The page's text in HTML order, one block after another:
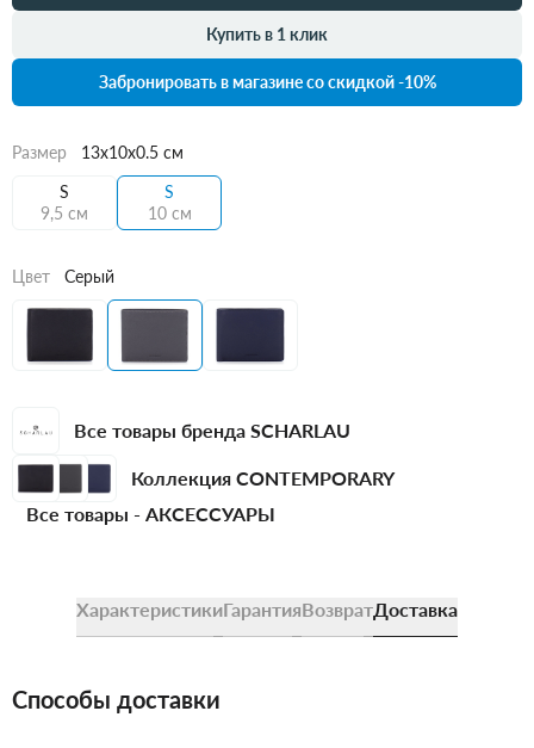
Купить в 1 клик
Забронировать в магазине со скидкой -10%
Размер
13x10x0.5 см
S
9,5 см
S
10 см
Цвет Серый
Все товары бренда SCHARLAU
Коллекция CONTEMPORARY
Все товары - АКСЕССУАРЫ
ХарактеристикиГарантияВозвратДоставка
Способы доставки